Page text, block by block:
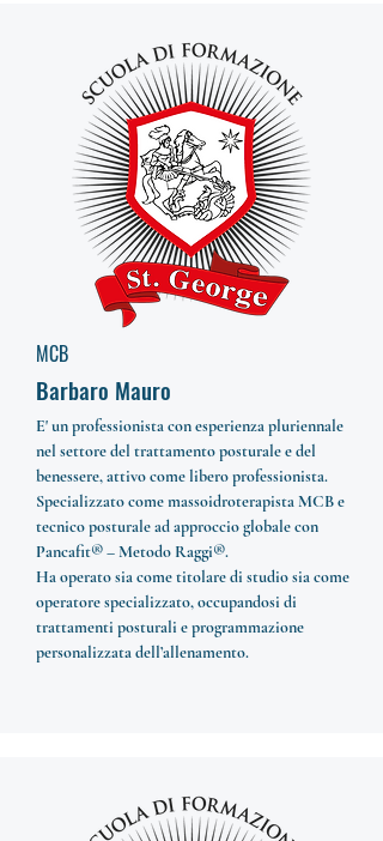
MCB
Barbaro Mauro
E' un professionista con esperienza pluriennale
nel settore del trattamento posturale e del
benessere, attivo come libero professionista.
Specializzato come massoidroterapista MCB e
tecnico posturale ad approccio globale con
Pancafit® – Metodo Raggi®.
Ha operato sia come titolare di studio sia come
operatore specializzato, occupandosi di
trattamenti posturali e programmazione
personalizzata dell’allenamento.